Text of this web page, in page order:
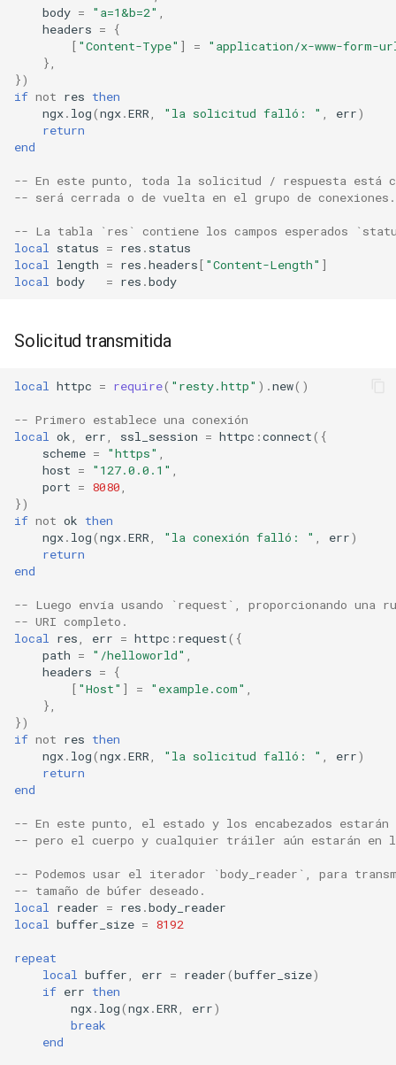
keyval
label
length-hiding
limit-traffic-rate
link
live-common
log-sqlite
log-var-set
log-zmq
loop-detect
lua-upstream
markdown
memc
nchan
ntlm
passenger
body = "a=1&b=2"
headers =
{
[ "Content-Type" ] =
"application/x-www-form-
},
})
if not res then
ngx. log(ngx.ERR "la solicitud falló: " err)
return
end
-- En este punto, toda la solicitud / respuesta está
-- será cerrada o de vuelta en el grupo de conexiones.
-- La tabla `res` contiene los campos esperados
local
status = res . status
local
length = res .headers[ "Content-Length" ]
local
body = res .body
Solicitud transmitida
local httpc = require( "resty.http" ).new()
-- Primero establece una conexión
local
ok err ssl_session = httpc :connect({
scheme = "https"
host = "127.0.0.1"
port = 8080
})
if not ok then
ngx. log(ngx.ERR "la conexión falló: " err)
return
end
-- Luego envía usando `request`, proporcionando una
-- URI completo.
local
res err = httpc : request({
path = "/helloworld"
headers =
{
[ "Host" ] = "example.com"
},
})
if not res then
ngx. log(ngx.ERR "la solicitud falló: " err)
return
end
-- En este punto, el estado y los encabezados
-- pero el cuerpo y cualquier tráiler aún estarán en
-- Podemos usar el iterador `body_reader`, para
-- tamaño de búfer deseado.
local
reader = res .body_reader
local
buffer_size = 8192
repeat
local
buffer err = reader(buffer_size)
if err then
ngx. log(ngx.ERR err)
break
end